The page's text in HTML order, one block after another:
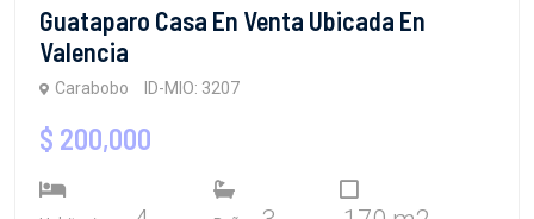
Guataparo Casa En Venta Ubicada En
Valencia
Carabobo ID-MIO: 3207
$ 200,000